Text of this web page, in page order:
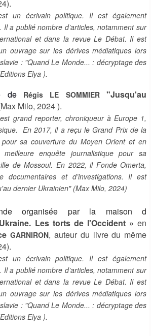
un écrivain politique. Il est également
a publié nombre d’articles, notamment sur
et dans la revue Le Débat. Il est
ouvrage sur les dérives médiatiques lors
: "Quand Le Monde... : décryptage des
Elya ).
de Régis LE SOMMIER"Jusqu'au
Milo, 2024 ).
grand reporter, chroniqueur à Europe 1,
En 2017, il a reçu le Grand Prix de la
pour sa couverture du Moyen Orient et en
enquête journalistique pour sa
de Mossoul. En 2022, il Fonde Omerta,
documentaires et d’investigations. Il est
dernier Ukrainien" (Max Milo, 2024)
organisée par la maison d
Les torts de l'Occident » en
GARNIRON, auteur du livre du même
un écrivain politique. Il est également
a publié nombre d’articles, notamment sur
et dans la revue Le Débat. Il est
ouvrage sur les dérives médiatiques lors
: "Quand Le Monde... : décryptage des
Elya ).